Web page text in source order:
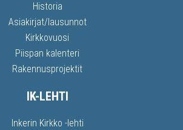
Historia
Asiakirjat/lausunnot
Kirkkovuosi
Piispan kalenteri
Rakennusprojektit
IK-LEHTI
Inkerin Kirkko -lehti